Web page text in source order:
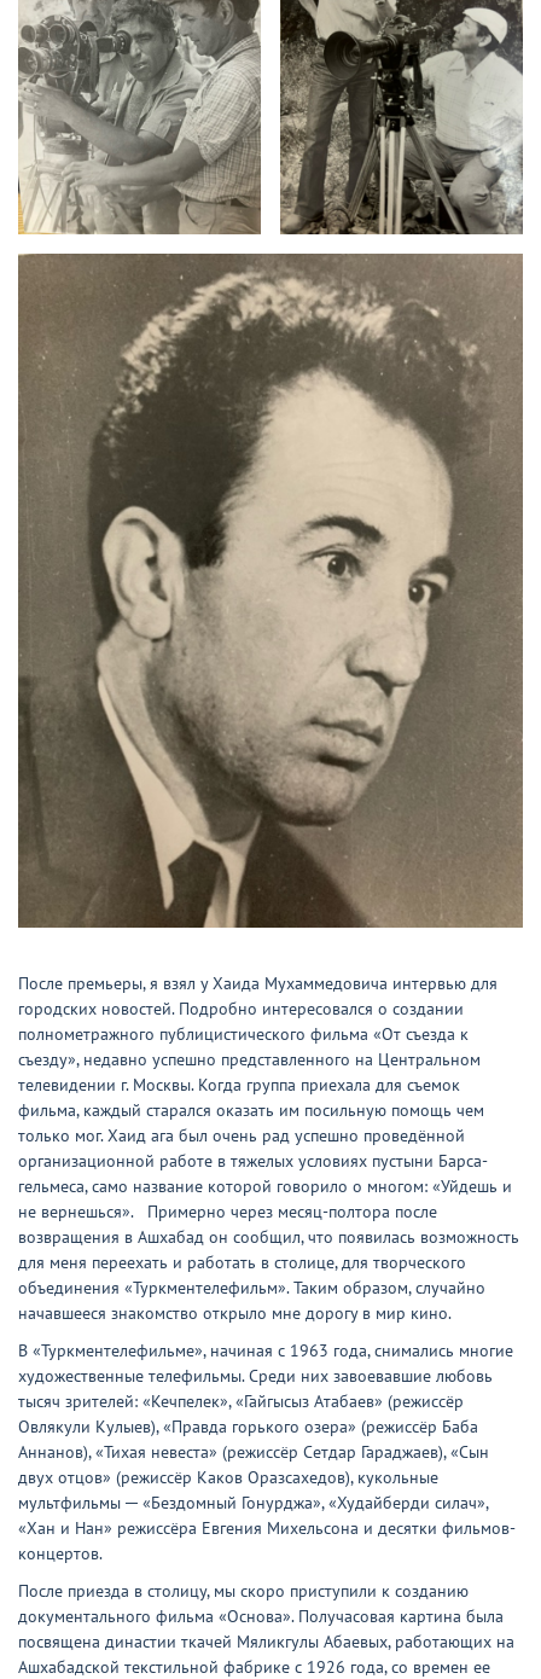
После премьеры, я взял у Хаида Мухаммедовича интервью для
городских новостей. Подробно интересовался о создании
полнометражного публицистического фильма «От съезда к
съезду», недавно успешно представленного на Центральном
телевидении г. Москвы. Когда группа приехала для съемок
фильма, каждый старался оказать им посильную помощь чем
только мог. Хаид ага был очень рад успешно проведённой
организационной работе в тяжелых условиях пустыни Барса-
гельмеса, само название которой говорило о многом: «Уйдешь и
не вернешься». Примерно через месяц-полтора после
возвращения в Ашхабад он сообщил, что появилась возможность
для меня переехать и работать в столице, для творческого
объединения «Туркментелефильм». Таким образом, случайно
начавшееся знакомство открыло мне дорогу в мир кино.
В «Туркментелефильме», начиная с 1963 года, снимались многие
художественные телефильмы. Среди них завоевавшие любовь
тысяч зрителей: «Кечпелек», «Гайгысыз Атабаев» (режиссёр
Овлякули Кулыев), «Правда горького озера» (режиссёр Баба
Аннанов), «Тихая невеста» (режиссёр Сетдар Гараджаев), «Сын
двух отцов» (режиссёр Каков Оразсахедов), кукольные
мультфильмы ─ «Бездомный Гонурджа», «Худайберди силач»,
«Хан и Нан» режиссёра Евгения Михельсона и десятки фильмов-
концертов.
После приезда в столицу, мы скоро приступили к созданию
документального фильма «Основа». Получасовая картина была
посвящена династии ткачей Мяликгулы Абаевых, работающих на
Ашхабадской текстильной фабрике с 1926 года, со времен ее